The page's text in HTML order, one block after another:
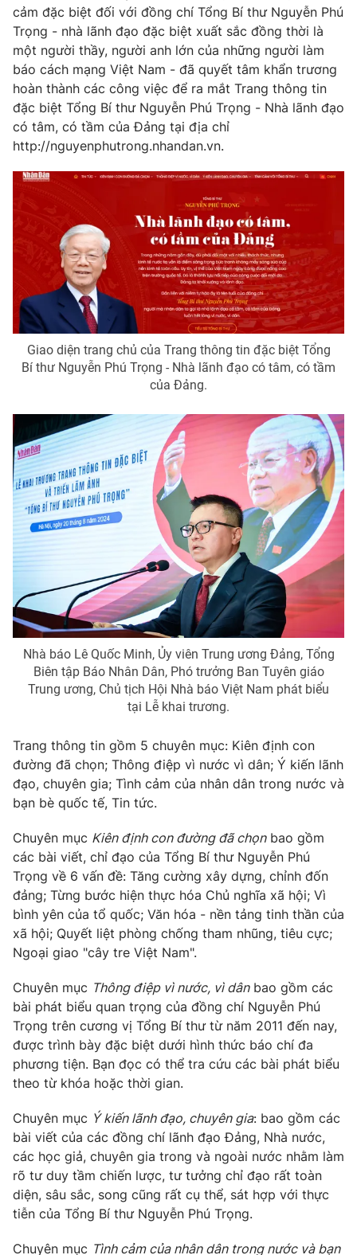
Photo Infographic
Video Shorts video
VTV Money VTV Thể thao
VTV Sức khoẻ Bất động sản
Tấm lòng Việt
VTV4 Vươn mình bằng AI
VTV9 VTV8
Liên hệ tòa soạn English
THỜI BÁO VTV
Theo dõi báo trên
Cơ quan chủ quản:Đài Truyền hình Việt Nam
Cơ quan báo chí:
Thời báo VTV
Giấy phép hoạt động báo in và báo điện tử số 483/GP-BTTTT
cấp ngày 29/12/2023
Tổng Biên tập:Vũ Thanh Thủy
Phó Tổng Biên tập:Nguyễn Thị Mỹ Hạnh, Phạm Quốc Thắng,
Nguyễn Trọng Ninh
Tổng đài VTV: 024.38 355 931 - 024.38 355 932
Ðiện thoại Thời báo VTV:024.66 897 897
Email:toasoan@vtv.vn
® Cấm sao chép dưới mọi hình thức nếu không có sự chấp
thuận bằng văn bản. Ghi rõ nguồn VTV.vn khi phát hành lại
cảm đặc biệt đối với đồng chí Tổng Bí thư Nguyễn Phú
Trọng - nhà lãnh đạo đặc biệt xuất sắc đồng thời là
một người thầy, người anh lớn của những người làm
báo cách mạng Việt Nam - đã quyết tâm khẩn trương
hoàn thành các công việc để ra mắt Trang thông tin
đặc biệt Tổng Bí thư Nguyễn Phú Trọng - Nhà lãnh đạo
có tâm, có tầm của Đảng tại địa chỉ
http://nguyenphutrong.nhandan.vn.
Giao diện trang chủ của Trang thông tin đặc biệt Tổng
Bí thư Nguyễn Phú Trọng - Nhà lãnh đạo có tâm, có tầm
của Đảng.
Nhà báo Lê Quốc Minh, Ủy viên Trung ương Đảng, Tổng
Biên tập Báo Nhân Dân, Phó trưởng Ban Tuyên giáo
Trung ương, Chủ tịch Hội Nhà báo Việt Nam phát biểu
tại Lễ khai trương.
Trang thông tin gồm 5 chuyên mục: Kiên định con
đường đã chọn; Thông điệp vì nước vì dân; Ý kiến lãnh
đạo, chuyên gia; Tình cảm của nhân dân trong nước và
bạn bè quốc tế, Tin tức.
Chuyên mục Kiên định con đường đã chọnbao gồm
các bài viết, chỉ đạo của Tổng Bí thư Nguyễn Phú
Trọng về 6 vấn đề: Tăng cường xây dựng, chỉnh đốn
đảng; Từng bước hiện thực hóa Chủ nghĩa xã hội; Vì
bình yên của tổ quốc; Văn hóa - nền tảng tinh thần của
xã hội; Quyết liệt phòng chống tham nhũng, tiêu cực;
Ngoại giao "cây tre Việt Nam".
Chuyên mục Thông điệp vì nước, vì dânbao gồm các
bài phát biểu quan trọng của đồng chí Nguyễn Phú
Trọng trên cương vị Tổng Bí thư từ năm 2011 đến nay,
được trình bày đặc biệt dưới hình thức báo chí đa
phương tiện. Bạn đọc có thể tra cứu các bài phát biểu
theo từ khóa hoặc thời gian.
Chuyên mục Ý kiến lãnh đạo, chuyên gia: bao gồm các
bài viết của các đồng chí lãnh đạo Đảng, Nhà nước,
các học giả, chuyên gia trong và ngoài nước nhằm làm
rõ tư duy tầm chiến lược, tư tưởng chỉ đạo rất toàn
diện, sâu sắc, song cũng rất cụ thể, sát hợp với thực
tiễn của Tổng Bí thư Nguyễn Phú Trọng.
Chuyên mục Tình cảm của nhân dân trong nước và bạn